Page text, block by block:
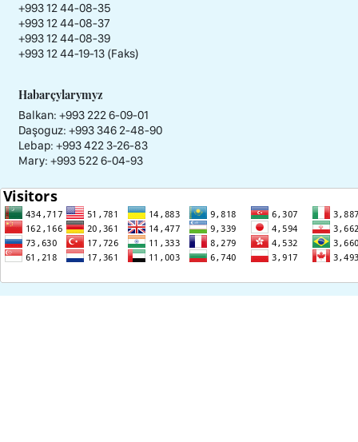
+993 12 44-08-35
+993 12 44-08-37
+993 12 44-08-39
+993 12 44-19-13 (Faks)
Habarçylarymyz
Balkan: +993 222 6-09-01
Daşoguz: +993 346 2-48-90
Lebap: +993 422 3-26-83
Mary: +993 522 6-04-93